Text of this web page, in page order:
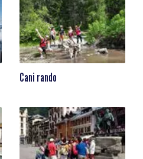
Cani rando